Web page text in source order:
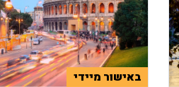
באישור מיידי